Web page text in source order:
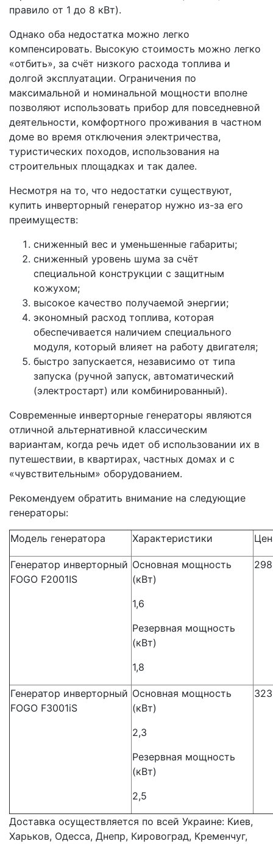
правило от 1 до 8 кВт).
Однако оба недостатка можно легко
компенсировать. Высокую стоимость можно легко
«отбить», за счёт низкого расхода топлива и
долгой эксплуатации. Ограничения по
максимальной и номинальной мощности вполне
позволяют использовать прибор для повседневной
деятельности, комфортного проживания в частном
доме во время отключения электричества,
туристических походов, использования на
строительных площадках и так далее.
Несмотря на то, что недостатки существуют,
купить инверторный генератор нужно из-за его
преимуществ:
сниженный вес и уменьшенные габариты;
сниженный уровень шума за счёт
специальной конструкции с защитным
кожухом;
высокое качество получаемой энергии;
экономный расход топлива, которая
обеспечивается наличием специального
модуля, который влияет на работу двигателя;
быстро запускается, независимо от типа
запуска (ручной запуск, автоматический
(электростарт) или комбинированный).
Современные инверторные генераторы являются
отличной альтернативной классическим
вариантам, когда речь идет об использовании их в
путешествии, в квартирах, частных домах и с
«чувствительным» оборудованием.
Рекомендуем обратить внимание на следующие
генераторы:
Модель генератора Характеристики
Генератор инверторный
FOGO F2001IS
Основная мощность
(кВт)
1,6
Резервная мощность
(кВт)
1,8
Генератор инверторный
FOGO F3001iS
Основная мощность
(кВт)
2,3
Резервная мощность
(кВт)
2,5
Доставка осуществляется по всей Украине: Киев,
Харьков, Одесса, Днепр, Кировоград, Кременчуг,